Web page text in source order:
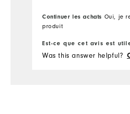
Continuer les achats Oui, je
produit
Est-ce que cet avis est
Was this answer helpful?